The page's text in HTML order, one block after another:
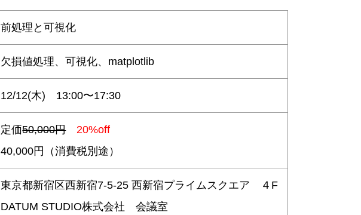
前処理と可視化
欠損値処理、可視化、matplotlib
12/12(木) 13:00〜17:30
定価50,000円
20%off
40,000円（消費税別途）
東京都新宿区西新宿7-5-25 西新宿プライムスクエア ４F
DATUM STUDIO株式会社 会議室